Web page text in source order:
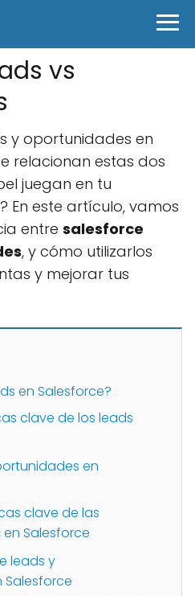
vs
y oportunidades en
relacionan estas dos
juegan en tu
En este artículo, vamos
entre salesforce
, y cómo utilizarlos
y mejorar tus
en Salesforce?
clave de los leads
en
clave de las
Salesforce
leads y